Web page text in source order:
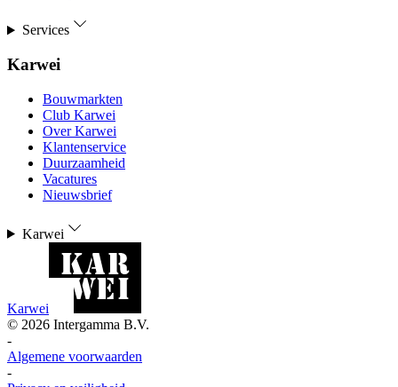
Services
Karwei
Bouwmarkten
Club Karwei
Over Karwei
Klantenservice
Duurzaamheid
Vacatures
Nieuwsbrief
Karwei
Karwei
© 2026 Intergamma B.V.
-
Algemene voorwaarden
-